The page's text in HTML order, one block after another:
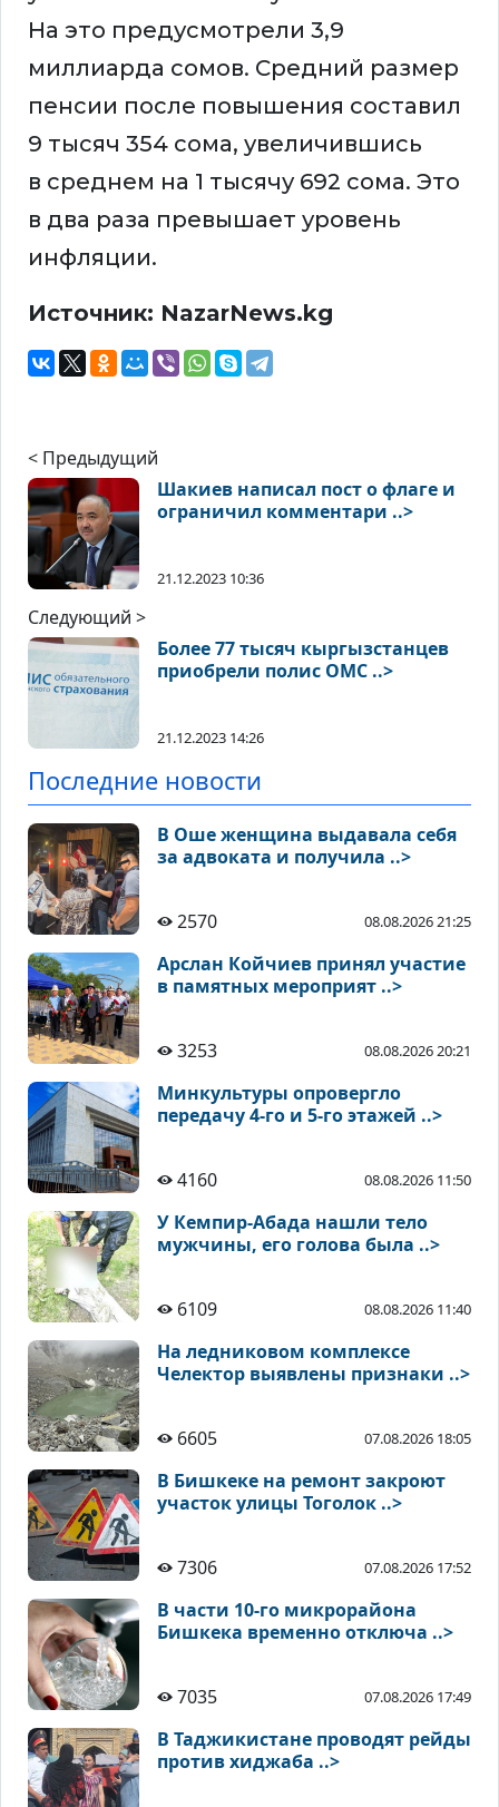
На это предусмотрели 3,9
миллиарда сомов. Средний размер
пенсии после повышения составил
9 тысяч 354 сома, увеличившись
в среднем на 1 тысячу 692 сома. Это
в два раза превышает уровень
инфляции.
Источник: NazarNews.kg
< Предыдущий
Шакиев написал пост о флаге и
ограничил комментари ..>
21.12.2023 10:36
Следующий >
Более 77 тысяч кыргызстанцев
приобрели полис ОМС ..>
21.12.2023 14:26
Последние новости
В Оше женщина выдавала себя
за адвоката и получила ..>
2570 08.08.2026 21:25
Арслан Койчиев принял участие
в памятных мероприят ..>
3253 08.08.2026 20:21
Минкультуры опровергло
передачу 4-го и 5-го этажей ..>
4160 08.08.2026 11:50
У Кемпир-Абада нашли тело
мужчины, его голова была ..>
6109 08.08.2026 11:40
На ледниковом комплексе
Челектор выявлены признаки ..>
6605 07.08.2026 18:05
В Бишкеке на ремонт закроют
участок улицы Тоголок ..>
7306 07.08.2026 17:52
В части 10-го микрорайона
Бишкека временно отключа ..>
7035 07.08.2026 17:49
В Таджикистане проводят рейды
против хиджаба ..>